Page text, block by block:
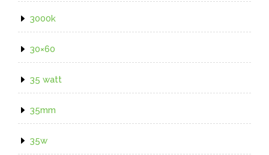
3000k
30×60
35 watt
35mm
35w